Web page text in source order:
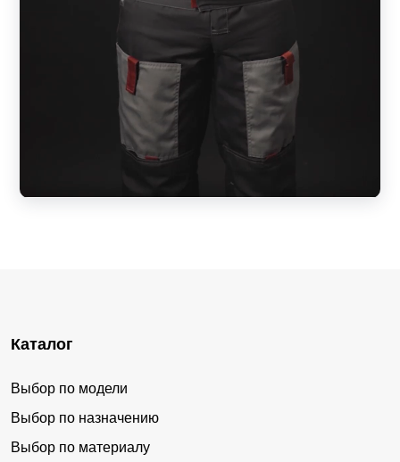
Каталог
Выбор по модели
Выбор по назначению
Выбор по материалу